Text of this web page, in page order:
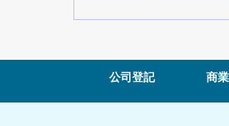
公司登記 商